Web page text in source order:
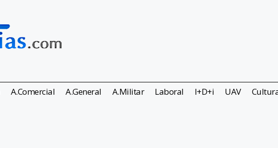
A.Comercial A.General A.Militar Laboral I+D+i UAV